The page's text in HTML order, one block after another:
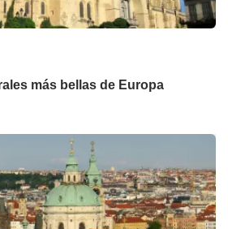
más bellas de Europa